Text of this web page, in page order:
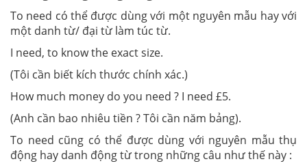
To need có thể được dùng với một nguyên mẫu hay với
một danh từ/ đại từ làm túc từ.
I need, to know the exact size.
(Tôi cần biết kích thước chính xác.)
How much money do you need ? I need £5.
(Anh cần bao nhiêu tiền ? Tôi cần năm bảng).
To need cũng có thể được dùng với nguyên mẫu thụ
động hay danh động từ trong những câu như thế này :